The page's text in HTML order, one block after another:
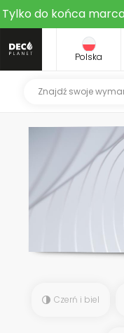
Tylko do końca
Polska
Czerń i biel